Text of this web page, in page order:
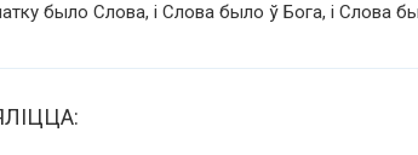
было Слова, і Слова было ў Бога, і Слова